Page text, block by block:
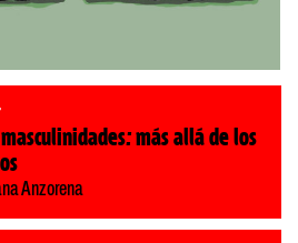
masculinidades: más allá de los
Anzorena